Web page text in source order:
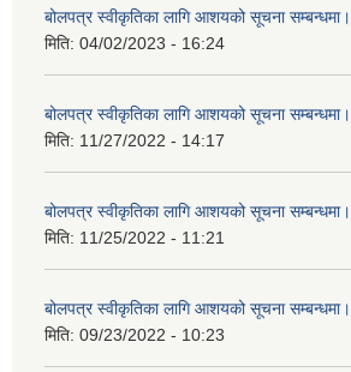
बोलपत्र स्वीकृतिका लागि आशयको सूचना सम्बन्धमा।
मिति: 04/02/2023 - 16:24
बोलपत्र स्वीकृतिका लागि आशयको सूचना सम्बन्धमा।
मिति: 11/27/2022 - 14:17
बोलपत्र स्वीकृतिका लागि आशयको सूचना सम्बन्धमा।
मिति: 11/25/2022 - 11:21
बोलपत्र स्वीकृतिका लागि आशयको सूचना सम्बन्धमा।
मिति: 09/23/2022 - 10:23